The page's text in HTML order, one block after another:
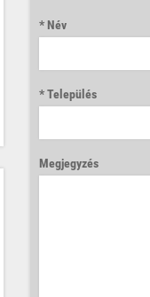
Név
Település
Megjegyzés